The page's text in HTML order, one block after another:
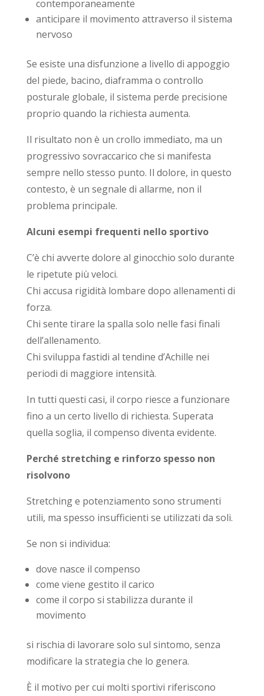
contemporaneamente
anticipare il movimento attraverso il sistema
nervoso
Se esiste una disfunzione a livello di appoggio
del piede, bacino, diaframma o controllo
posturale globale, il sistema perde precisione
proprio quando la richiesta aumenta.
Il risultato non è un crollo immediato, ma un
progressivo sovraccarico che si manifesta
sempre nello stesso punto. Il dolore, in questo
contesto, è un segnale di allarme, non il
problema principale.
Alcuni esempi frequenti nello sportivo
C’è chi avverte dolore al ginocchio solo durante
le ripetute più veloci.
Chi accusa rigidità lombare dopo allenamenti di
forza.
Chi sente tirare la spalla solo nelle fasi finali
dell’allenamento.
Chi sviluppa fastidi al tendine d’Achille nei
periodi di maggiore intensità.
In tutti questi casi, il corpo riesce a funzionare
fino a un certo livello di richiesta. Superata
quella soglia, il compenso diventa evidente.
Perché stretching e rinforzo spesso non
risolvono
Stretching e potenziamento sono strumenti
utili, ma spesso insufficienti se utilizzati da soli.
Se non si individua:
dove nasce il compenso
come viene gestito il carico
come il corpo si stabilizza durante il
movimento
si rischia di lavorare solo sul sintomo, senza
modificare la strategia che lo genera.
È il motivo per cui molti sportivi riferiscono